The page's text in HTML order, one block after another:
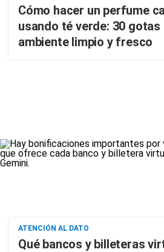
Cómo hacer un perfume
usando té verde: 30 gotas
ambiente limpio y fresco
ATENCIÓN AL DATO
Qué bancos y billeteras